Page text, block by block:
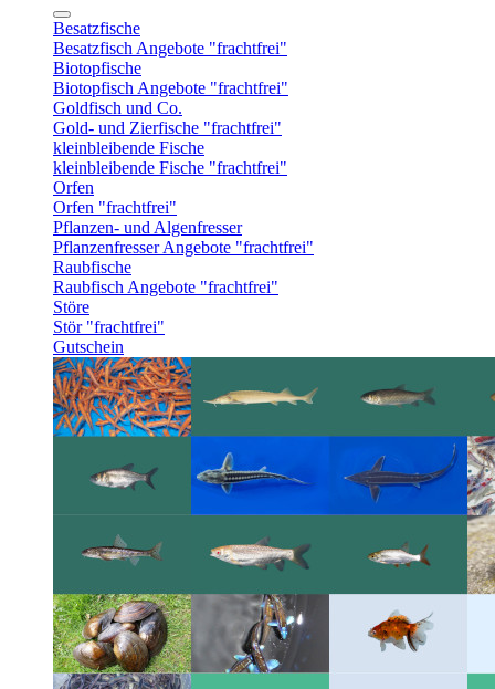
Besatzfische
Besatzfisch Angebote "frachtfrei"
Biotopfische
Biotopfisch Angebote "frachtfrei"
Goldfisch und Co.
Gold- und Zierfische "frachtfrei"
kleinbleibende Fische
kleinbleibende Fische "frachtfrei"
Orfen
Orfen "frachtfrei"
Pflanzen- und Algenfresser
Pflanzenfresser Angebote "frachtfrei"
Raubfische
Raubfisch Angebote "frachtfrei"
Störe
Stör "frachtfrei"
Gutschein